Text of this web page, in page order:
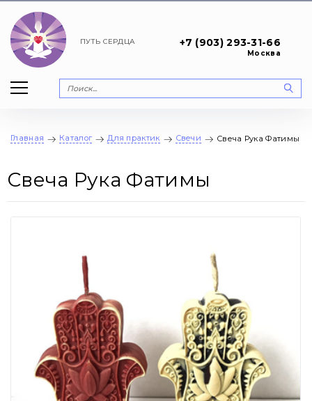
ПУТЬ СЕРДЦА +7 (903) 293-31-66
Москва
Главная Каталог Для практик Свечи Свеча Рука Фатимы
Свеча Рука Фатимы